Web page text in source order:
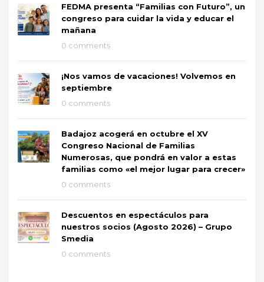
FEDMA presenta “Familias con Futuro”, un
congreso para cuidar la vida y educar el
mañana
0 comments
¡Nos vamos de vacaciones! Volvemos en
septiembre
0 comments
Badajoz acogerá en octubre el XV
Congreso Nacional de Familias
Numerosas, que pondrá en valor a estas
familias como «el mejor lugar para crecer»
0 comments
Descuentos en espectáculos para
nuestros socios (Agosto 2026) – Grupo
Smedia
0 comments